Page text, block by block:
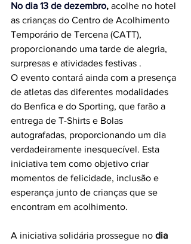
No dia 13 de dezembro, acolhe no hotel
as crianças do Centro de Acolhimento
Temporário de Tercena (CATT),
proporcionando uma tarde de alegria,
surpresas e atividades festivas .
O evento contará ainda com a presença
de atletas das diferentes modalidades
do Benfica e do Sporting, que farão a
entrega de T-Shirts e Bolas
autografadas, proporcionando um dia
verdadeiramente inesquecível. Esta
iniciativa tem como objetivo criar
momentos de felicidade, inclusão e
esperança junto de crianças que se
encontram em acolhimento.
A iniciativa solidária prossegue no dia